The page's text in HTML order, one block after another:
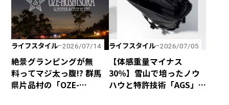
ライフスタイル 2026/07/14
絶景グランピングが無
料ってマジ太っ腹!? 群馬
県片品村の「OZE-
ライフスタイル 2026/07/05
【体感重量マイナス
30％】雪山で培ったノウ
ハウと特許技術「AGS」